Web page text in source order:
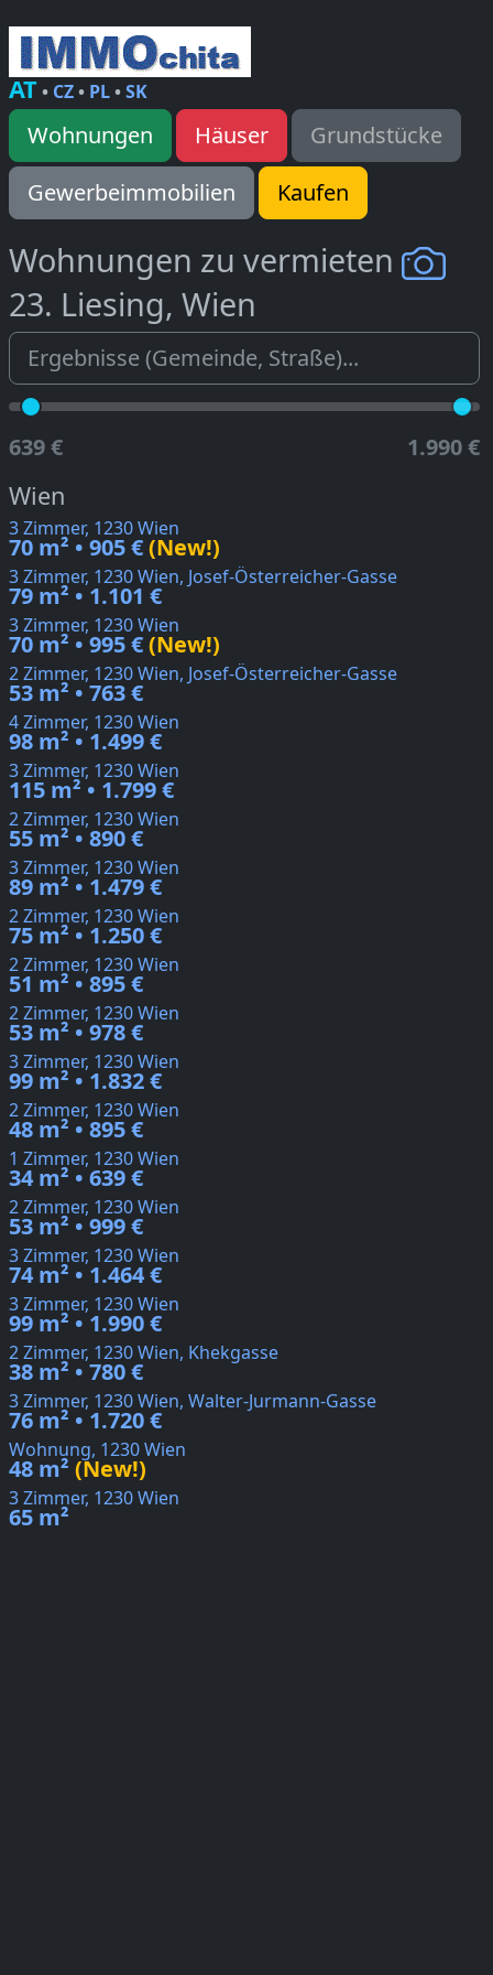
AT• CZ• PL•SK
Wohnungen Häuser
Grundstücke
Gewerbeimmobilien
Kaufen
Wohnungen zu vermieten
23. Liesing, Wien
639 € 1.990 €
Wien
3 Zimmer, 1230 Wien
70 m² • 905 €(New!)
3 Zimmer, 1230 Wien, Josef-Österreicher-Gasse
79 m² • 1.101 €
3 Zimmer, 1230 Wien
70 m² • 995 €(New!)
2 Zimmer, 1230 Wien, Josef-Österreicher-Gasse
53 m² • 763 €
4 Zimmer, 1230 Wien
98 m² • 1.499 €
3 Zimmer, 1230 Wien
115 m² • 1.799 €
2 Zimmer, 1230 Wien
55 m² • 890 €
3 Zimmer, 1230 Wien
89 m² • 1.479 €
2 Zimmer, 1230 Wien
75 m² • 1.250 €
2 Zimmer, 1230 Wien
51 m² • 895 €
2 Zimmer, 1230 Wien
53 m² • 978 €
3 Zimmer, 1230 Wien
99 m² • 1.832 €
2 Zimmer, 1230 Wien
48 m² • 895 €
1 Zimmer, 1230 Wien
34 m² • 639 €
2 Zimmer, 1230 Wien
53 m² • 999 €
3 Zimmer, 1230 Wien
74 m² • 1.464 €
3 Zimmer, 1230 Wien
99 m² • 1.990 €
2 Zimmer, 1230 Wien, Khekgasse
38 m² • 780 €
3 Zimmer, 1230 Wien, Walter-Jurmann-Gasse
76 m² • 1.720 €
Wohnung, 1230 Wien
48 m² (New!)
3 Zimmer, 1230 Wien
65 m²